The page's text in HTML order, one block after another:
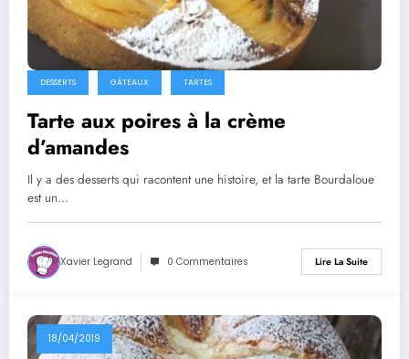
DESSERTS GÂTEAUX TARTES
Tarte aux poires à la crème
d’amandes
Il y a des desserts qui racontent une histoire, et la tarte Bourdaloue
est un…
Xavier Legrand 0 Commentaires Lire La Suite
18/04/2019